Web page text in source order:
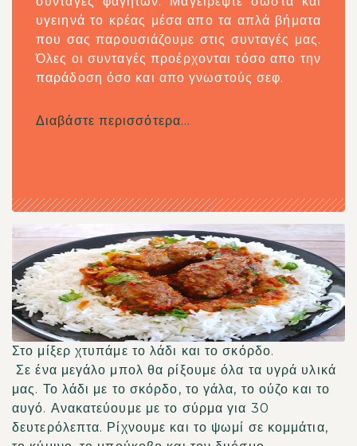
υγειηνά το κρέας μέσα απο τα απλά βήματα
που σας παρουσιάζουμε στις συνταγές μας.
Όλες οι συνταγές προέρχονται τόσο απο την
παράδοση όσο και απο γνωστούς σεφ.
Διαβάστε περισσότερα...
Στο μίξερ χτυπάμε το λάδι και το σκόρδο.
Σε ένα μεγάλο μπολ θα ρίξουμε όλα τα υγρά υλικά
μας. Το λάδι με το σκόρδο, το γάλα, το ούζο και το
αυγό. Ανακατεύουμε με το σύρμα για 30
δευτερόλεπτα. Ρίχνουμε και το ψωμί σε κομμάτια,